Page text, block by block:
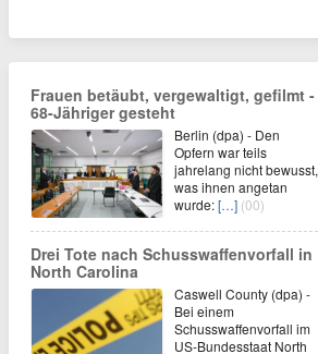
Frauen betäubt, vergewaltigt, gefilmt -
68-Jähriger gesteht
Berlin (dpa) - Den
Opfern war teils
jahrelang nicht bewusst,
was ihnen angetan
wurde:[…] (00)
Drei Tote nach Schusswaffenvorfall in
North Carolina
Caswell County (dpa) -
Bei einem
Schusswaffenvorfall im
US-Bundesstaat North